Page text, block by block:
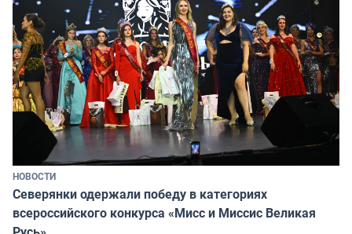
НОВОСТИ
Северянки одержали победу в категориях
всероссийского конкурса «Мисс и Миссис Великая